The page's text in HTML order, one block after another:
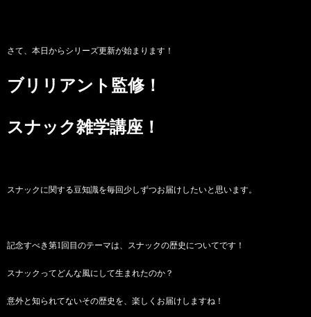
さて、本日からシリーズ更新が始まります！
ブリリアント監修！
スナック雑学講座！
スナックに関する豆知識を毎回少しずつお届けしたいと思います。
記念すべき第1回目のテーマは、スナックの歴史についてです！
スナックってどんな風にして生まれたのか？
意外と知られてないその歴史を、楽しくお届けしますね！